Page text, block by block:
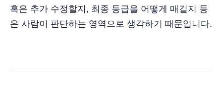
혹은 추가 수정할지, 최종 등급을 어떻게 매길지 등
은 사람이 판단하는 영역으로 생각하기 때문입니다.